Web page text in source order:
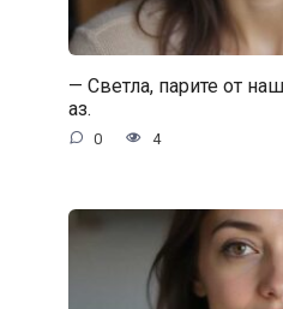
— Светла, парите от
аз.
0 4